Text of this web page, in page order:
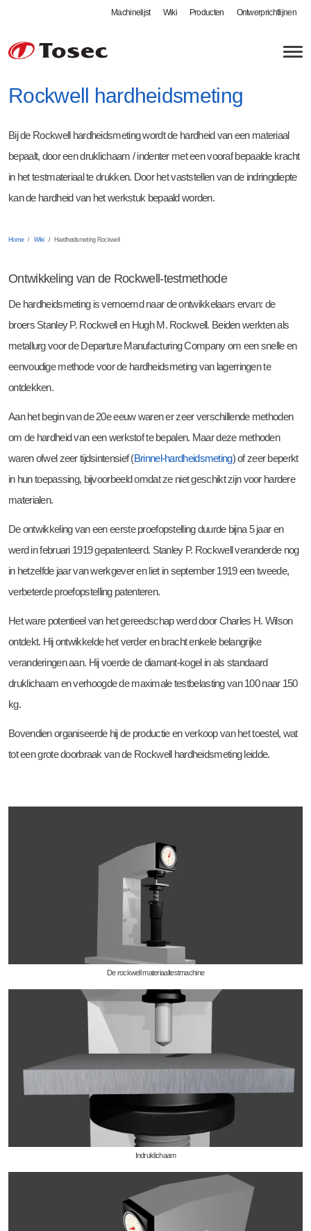
Machinelijst Wiki Producten Ontwerprichtlijnen
Plaatbewerking
Lasersnijden
Boren en tappen
Snijkanten bewerken
Lasbedrijf
Meer mogelijkheden
Leverbetrouwbaarheid
Stageplaatsen bij Tosec
Zaterdag- en vakantiewerk bij Tosec
Rockwell hardheidsmeting
Bij de Rockwell hardheidsmeting wordt de hardheid van een materiaal
bepaalt, door een druklichaam / indenter met een vooraf bepaalde kracht
in het testmateriaal te drukken. Door het vaststellen van de indringdiepte
kan de hardheid van het werkstuk bepaald worden.
Home Wiki Hardheidsmeting Rockwell
Ontwikkeling van de Rockwell-testmethode
De hardheidsmeting is vernoemd naar de ontwikkelaars ervan: de
broers Stanley P. Rockwell en Hugh M. Rockwell. Beiden werkten als
metallurg voor de Departure Manufacturing Company om een snelle en
eenvoudige methode voor de hardheidsmeting van lagerringen te
ontdekken.
Aan het begin van de 20e eeuw waren er zeer verschillende methoden
om de hardheid van een werkstof te bepalen. Maar deze methoden
waren ofwel zeer tijdsintensief (Brinnel-hardheidsmeting) of zeer beperkt
in hun toepassing, bijvoorbeeld omdat ze niet geschikt zijn voor hardere
materialen.
De ontwikkeling van een eerste proefopstelling duurde bijna 5 jaar en
werd in februari 1919 gepatenteerd. Stanley P. Rockwell veranderde nog
in hetzelfde jaar van werkgever en liet in september 1919 een tweede,
verbeterde proefopstelling patenteren.
Het ware potentieel van het gereedschap werd door Charles H. Wilson
ontdekt. Hij ontwikkelde het verder en bracht enkele belangrijke
veranderingen aan. Hij voerde de diamant-kogel in als standaard
druklichaam en verhoogde de maximale testbelasting van 100 naar 150
kg.
Bovendien organiseerde hij de productie en verkoop van het toestel, wat
tot een grote doorbraak van de Rockwell hardheidsmeting leidde.
De rockwell materiaaltestmachine
Indruklichaam